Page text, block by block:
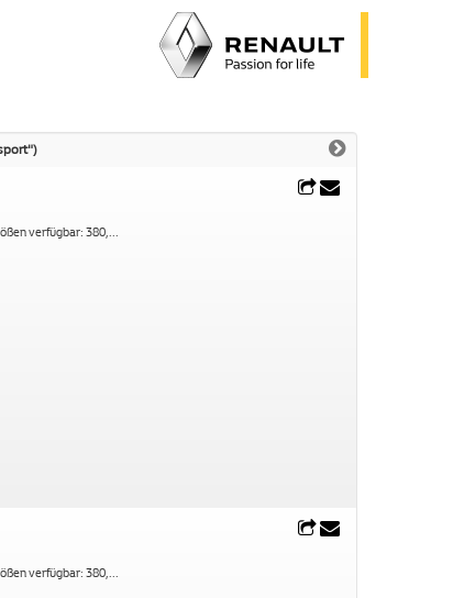
verfügbar: 380,...
verfügbar: 380,...